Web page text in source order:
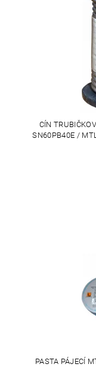
CÍN
SN60PB40E /
PASTA PÁJECÍ